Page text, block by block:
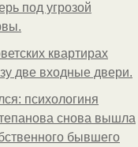
под угрозой
квартирах
две входные двери.
психологиня
снова вышла
бывшего